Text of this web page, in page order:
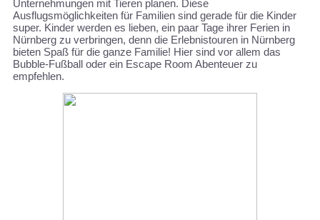
Unternehmungen mit Tieren planen. Diese
Ausflugsmöglichkeiten für Familien sind gerade für die Kinder
super. Kinder werden es lieben, ein paar Tage ihrer Ferien in
Nürnberg zu verbringen, denn die Erlebnistouren in Nürnberg
bieten Spaß für die ganze Familie! Hier sind vor allem das
Bubble-Fußball oder ein Escape Room Abenteuer zu
empfehlen.